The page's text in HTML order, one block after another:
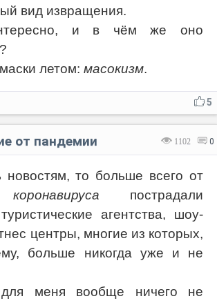
вид извращения.
и в чём же оно
летом: масокизм.
5
1102 0
от пандемии
новостям, то больше всего от
пострадали
агентства, шоу-
центры, многие из которых,
больше никогда уже и не
меня вообще ничего не